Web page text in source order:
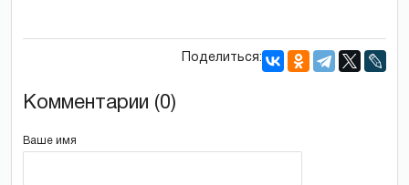
Поделиться:
Комментарии (0)
Ваше имя